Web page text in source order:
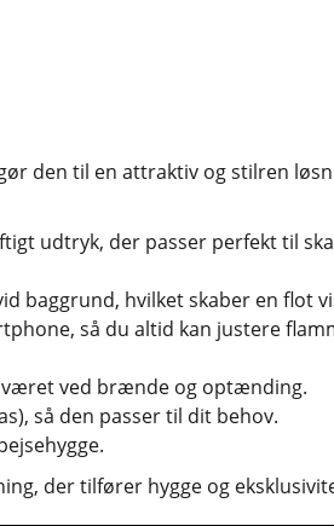
den til en attraktiv og stilren
udtryk, der passer perfekt til
baggrund, hvilket skaber en flot
så du altid kan justere
ved brænde og optænding.
så den passer til dit behov.
der tilfører hygge og